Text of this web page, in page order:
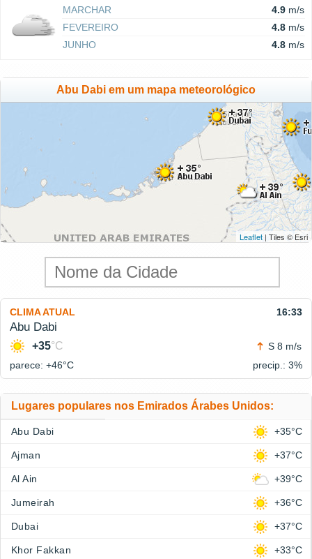
MARCHAR
4.9 m/s
FEVEREIRO
4.8 m/s
JUNHO
4.8 m/s
Abu Dabi em um mapa meteorológico
Leaflet | Tiles © Esri
CLIMA ATUAL 16:33
Abu Dabi
+35°C
S 8 m/s
parece: +46°C precip.: 3%
Lugares populares nos Emirados Árabes Unidos:
Abu Dabi +35°C
Ajman +37°C
Al Ain +39°C
Jumeirah +36°C
Dubai +37°C
Khor Fakkan +33°C